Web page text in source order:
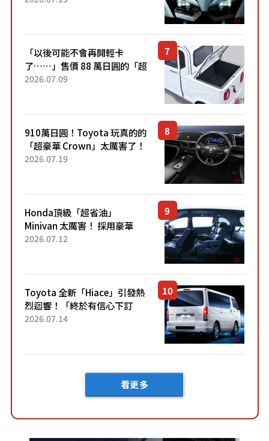
「以後可能不會再開輕卡
了……」售價 88 萬日圓的「超
迷你輕型貨車」引發兩極評
了！...
2026.07.09
910萬日圓！Toyota 玩真的的
「超豪華 Crown」太厲害了！
採用由「匠人技藝」打造的
2026.07.19
Honda頂級「超省油」
Minivan 太厲害！ 採用豪華
「真皮座椅」與專屬「黑色內
「三...
2026.07.12
Toyota 全新「Hiace」引發熱
烈迴響！「終於有信心下訂
了！」「哪個等級交車最
車？...
2026.07.14
看更多